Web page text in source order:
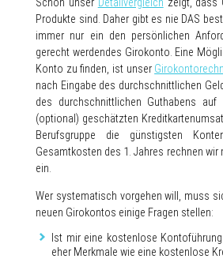
Produkte sind. Daher gibt es nie DAS
immer nur ein den persönlichen
gerecht werdendes Girokonto. Eine
Konto zu finden, ist unser
nach Eingabe des durchschnittlichen
des durchschnittlichen Guthabens
(optional) geschätzten
Berufsgruppe die günstigsten
Gesamtkosten des 1. Jahres rechnen
ein.
Wer systematisch vorgehen will, muss
neuen Girokontos einige Fragen stellen:
Ist mir eine kostenlose
eher Merkmale wie eine kostenlose